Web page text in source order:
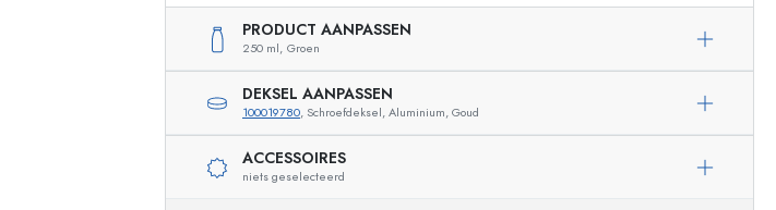
Decoratieve flessen
Cilindrische flessen
PRODUCT AANPASSEN
250 ml, Groen
DEKSEL AANPASSEN
100019780, Schroefdeksel, Aluminium, Goud
ACCESSOIRES
niets geselecteerd